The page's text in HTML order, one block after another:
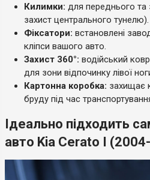
Килимки: для переднього
захист центрального тунелю).
Фіксатори: встановлені
кліпси вашого авто.
Захист 360°: водійський
для зони відпочинку лівої
Картонна коробка: захищає
бруду під час
Ідеально підходить
авто Kia Cerato I